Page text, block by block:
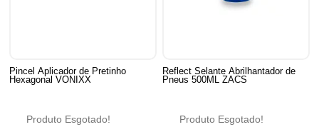
Pincel Aplicador de Pretinho
Hexagonal VONIXX
Produto Esgotado!
Reflect Selante Abrilhantador de
Pneus 500ML ZACS
Produto Esgotado!